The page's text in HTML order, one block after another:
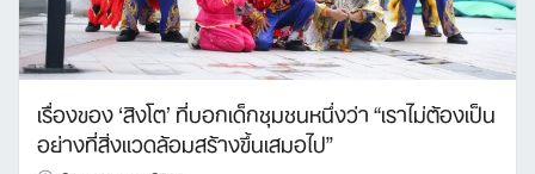
เรื่องของ ‘สิงโต’ ที่บอกเด็กชุมชนหนึ่งว่า “เราไม่ต้องเป็น
อย่างที่สิ่งแวดล้อมสร้างขึ้นเสมอไป”